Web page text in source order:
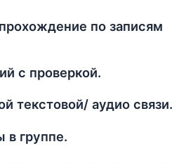
по записям
с проверкой.
текстовой/ аудио связи.
в группе.